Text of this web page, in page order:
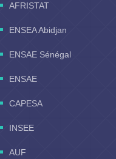
AFRISTAT
ENSEA Abidjan
ENSAE Sénégal
ENSAE
CAPESA
INSEE
AUF